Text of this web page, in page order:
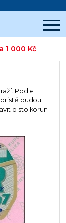
1 000 Kč
Podle
budou
o sto korun